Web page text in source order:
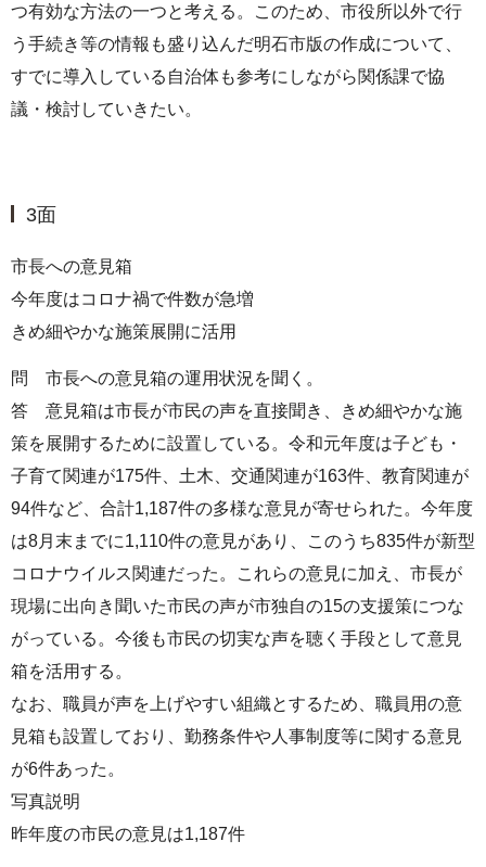
つ有効な方法の一つと考える。このため、市役所以外で行
う手続き等の情報も盛り込んだ明石市版の作成について、
すでに導入している自治体も参考にしながら関係課で協
議・検討していきたい。
3面
市長への意見箱
今年度はコロナ禍で件数が急増
きめ細やかな施策展開に活用
問 市長への意見箱の運用状況を聞く。
答 意見箱は市長が市民の声を直接聞き、きめ細やかな施
策を展開するために設置している。令和元年度は子ども・
子育て関連が175件、土木、交通関連が163件、教育関連が
94件など、合計1,187件の多様な意見が寄せられた。今年度
は8月末までに1,110件の意見があり、このうち835件が新型
コロナウイルス関連だった。これらの意見に加え、市長が
現場に出向き聞いた市民の声が市独自の15の支援策につな
がっている。今後も市民の切実な声を聴く手段として意見
箱を活用する。
なお、職員が声を上げやすい組織とするため、職員用の意
見箱も設置しており、勤務条件や人事制度等に関する意見
が6件あった。
写真説明
昨年度の市民の意見は1,187件